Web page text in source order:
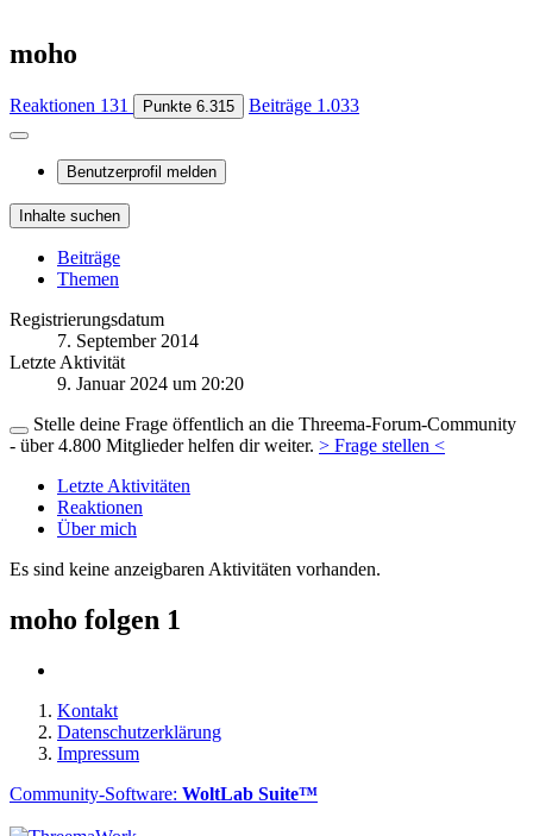
moho
Reaktionen 131 Punkte 6.315 Beiträge 1.033
Benutzerprofil melden
Inhalte suchen
Beiträge
Themen
Registrierungsdatum
7. September 2014
Letzte Aktivität
9. Januar 2024 um 20:20
Stelle deine Frage öffentlich an die Threema-Forum-Community
- über 4.800 Mitglieder helfen dir weiter. > Frage stellen <
Letzte Aktivitäten
Reaktionen
Über mich
Es sind keine anzeigbaren Aktivitäten vorhanden.
moho folgen 1
Kontakt
Datenschutzerklärung
Impressum
Community-Software: WoltLab Suite™